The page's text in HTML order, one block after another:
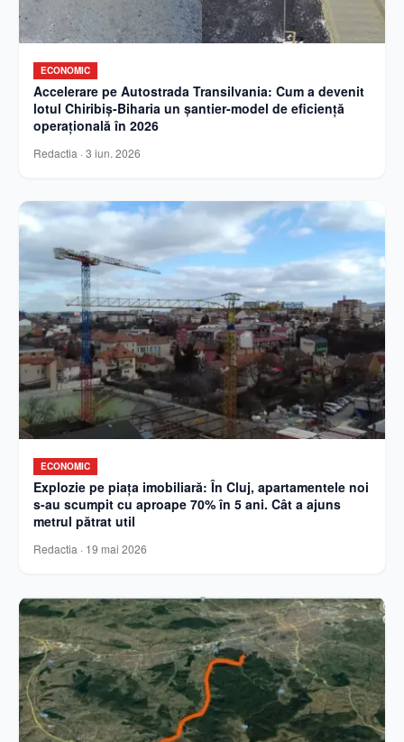
ECONOMIC
Accelerare pe Autostrada Transilvania: Cum a devenit
lotul Chiribiș-Biharia un șantier-model de eficiență
operațională în 2026
Redactia · 3 iun. 2026
ECONOMIC
Explozie pe piața imobiliară: În Cluj, apartamentele noi
s-au scumpit cu aproape 70% în 5 ani. Cât a ajuns
metrul pătrat util
Redactia · 19 mai 2026